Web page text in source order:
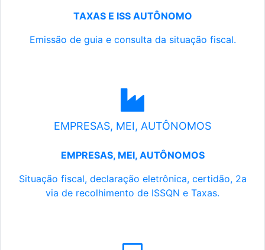
TAXAS E ISS AUTÔNOMO
Emissão de guia e consulta da situação fiscal.
EMPRESAS, MEI, AUTÔNOMOS
EMPRESAS, MEI, AUTÔNOMOS
Situação fiscal, declaração eletrônica, certidão, 2a
via de recolhimento de ISSQN e Taxas.